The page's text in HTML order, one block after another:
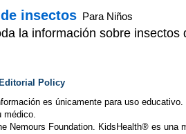
insectos Para Niños
la información sobre insectos
Editorial Policy
es únicamente para uso
médico.
Nemours Foundation. KidsHealth® es una